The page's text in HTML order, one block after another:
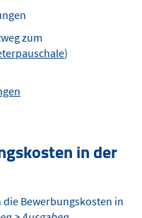
zum
)
in der
die Bewerbungskosten in